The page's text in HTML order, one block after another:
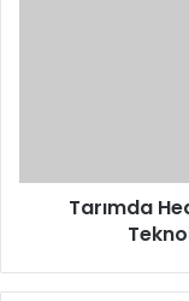
Tarımda